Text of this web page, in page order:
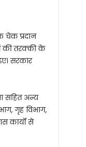
चेक प्रदान
की तरक्की के
सरकार
सहित अन्य
गृह विभाग,
कार्यों से